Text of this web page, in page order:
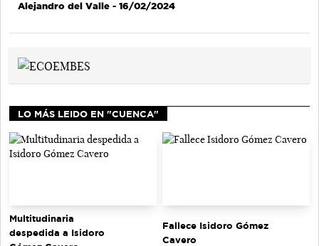
Alejandro del Valle - 16/02/2024
LO MÁS LEIDO EN "CUENCA"
Multitudinaria
despedida a Isidoro
Fallece Isidoro Gómez
Cavero